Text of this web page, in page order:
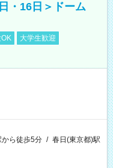
・16日＞ドーム
大学生歓迎
から徒歩5分 / 春日(東京都)駅